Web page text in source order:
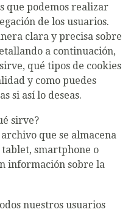
que podemos realizar
de los usuarios.
clara y precisa sobre
a continuación,
qué tipos de cookies
y como puedes
si así lo deseas.
sirve?
que se almacena
smartphone o
información sobre la
nuestros usuarios